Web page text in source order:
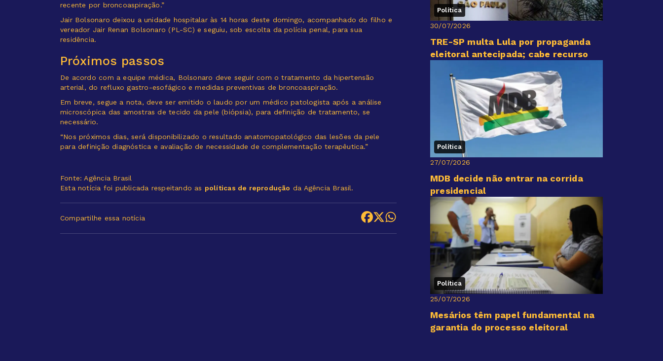
recente por broncoaspiração.”
Jair Bolsonaro deixou a unidade hospitalar às 14 horas deste domingo, acompanhado do filho e
vereador Jair Renan Bolsonaro (PL-SC) e seguiu, sob escolta da polícia penal, para sua
residência.
Próximos passos
De acordo com a equipe médica, Bolsonaro deve seguir com o tratamento da hipertensão
arterial, do refluxo gastro-esofágico e medidas preventivas de broncoaspiração.
Em breve, segue a nota, deve ser emitido o laudo por um médico patologista após a análise
microscópica das amostras de tecido da pele (biópsia), para definição de tratamento, se
necessário.
“Nos próximos dias, será disponibilizado o resultado anatomopatológico das lesões da pele
para definição diagnóstica e avaliação de necessidade de complementação terapêutica.”
Fonte: Agência Brasil
Esta notícia foi publicada respeitando as políticas de reprodução da Agência Brasil.
Compartilhe essa notícia
Política
30/07/2026
TRE-SP multa Lula por propaganda
eleitoral antecipada; cabe recurso
Política
27/07/2026
MDB decide não entrar na corrida
presidencial
Política
25/07/2026
Mesários têm papel fundamental na
garantia do processo eleitoral